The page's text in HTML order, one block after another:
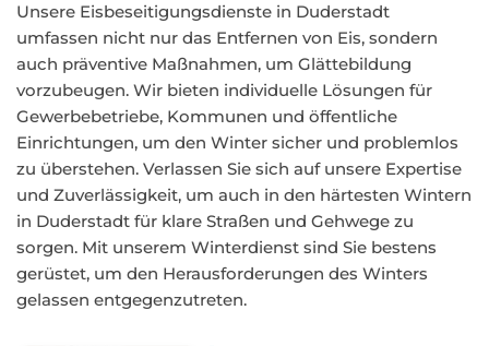
Unsere Eisbeseitigungsdienste in Duderstadt
umfassen nicht nur das Entfernen von Eis, sondern
auch präventive Maßnahmen, um Glättebildung
vorzubeugen. Wir bieten individuelle Lösungen für
Gewerbebetriebe, Kommunen und öffentliche
Einrichtungen, um den Winter sicher und problemlos
zu überstehen. Verlassen Sie sich auf unsere Expertise
und Zuverlässigkeit, um auch in den härtesten Wintern
in Duderstadt für klare Straßen und Gehwege zu
sorgen. Mit unserem Winterdienst sind Sie bestens
gerüstet, um den Herausforderungen des Winters
gelassen entgegenzutreten.